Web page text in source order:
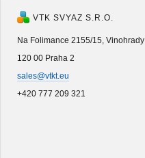
VTK SVYAZ S.R.O.
Na Folimance 2155/15, Vinohrady
120 00 Praha 2
sales@vtkt.eu
+420 777 209 321